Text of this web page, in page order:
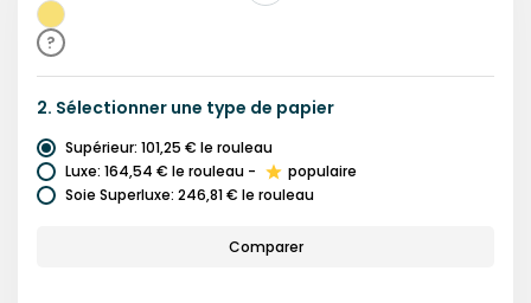
Beige
Jaune
?
2. Sélectionner une type de papier
Supérieur: 101,25 € le rouleau
Luxe: 164,54 € le rouleau -
populaire
Soie Superluxe: 246,81 € le rouleau
Comparer